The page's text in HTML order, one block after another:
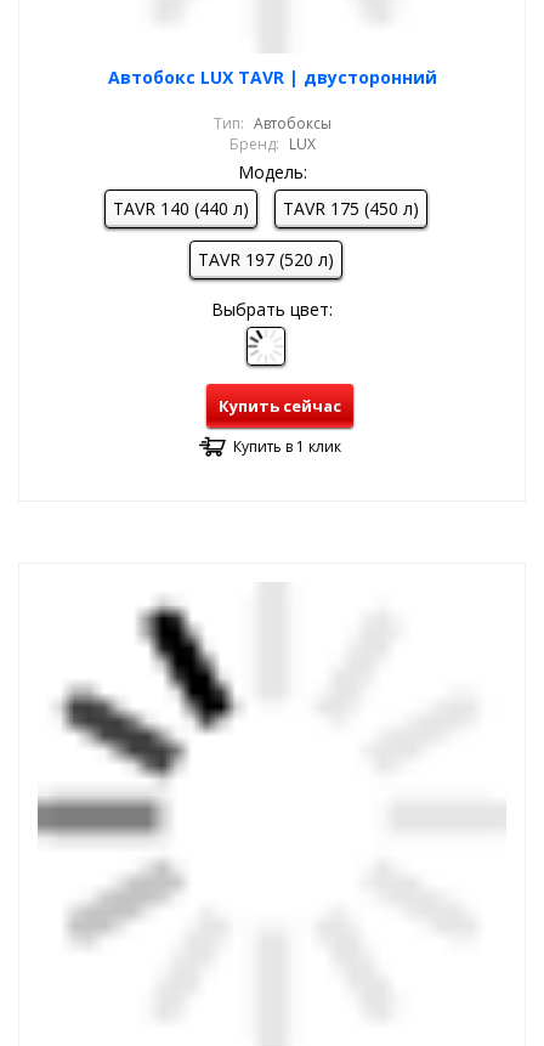
Автобокс LUX TAVR | двусторонний
Тип: Автобоксы
Бренд: LUX
Модель:
TAVR 140 (440 л)
TAVR 175 (450 л)
TAVR 197 (520 л)
Выбрать цвет:
Купить сейчас
Купить в 1 клик